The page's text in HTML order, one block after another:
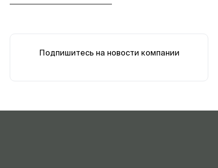
Подпишитесь на новости компании